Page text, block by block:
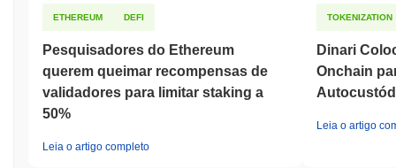
ETHEREUM DEFI
Pesquisadores do Ethereum
querem queimar recompensas de
validadores para limitar staking a
50%
Leia o artigo completo
TOKENIZATION
Dinari
Onchain
Leia o artigo